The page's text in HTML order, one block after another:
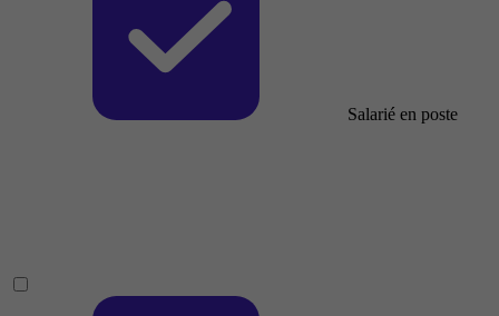
Salarié en poste